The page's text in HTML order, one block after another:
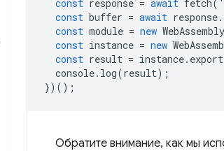
const response = await fetch(
const buffer = await response.
const module = new WebAssembly
const instance = new
const result = instance.
console. log(result);
})();
Обратите внимание, как мы